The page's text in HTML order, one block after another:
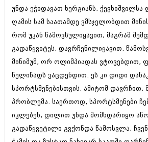
უნდა ეჭიდავათ ხერგიანს,
ღამის სამ საათამდე ვმსჯელობდით
რომ უკან წამოვსულიყავით, მაგრამ
გადაწყვიტეს, დავრჩენილიყავით.
მინიმუმ, ორ ოლიმპიადას ვტოვებდით,
წელიწადს ვაცდენდით. ეს კი დიდი
სპორტსმენებისთვის. ამიტომ დავრჩით,
პრობლემა. საერთოდ, სპორტსმენები
იკლებენ, დილით უნდა მომხდარიყო
გადაწყვეტილი გვქონდა წამოსვლა,